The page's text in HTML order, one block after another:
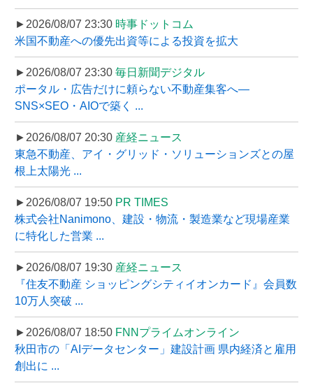
►2026/08/07 23:30 時事ドットコム
米国不動産への優先出資等による投資を拡大
►2026/08/07 23:30 毎日新聞デジタル
ポータル・広告だけに頼らない不動産集客へ―
SNS×SEO・AIOで築く ...
►2026/08/07 20:30 産経ニュース
東急不動産、アイ・グリッド・ソリューションズとの屋
根上太陽光 ...
►2026/08/07 19:50 PR TIMES
株式会社Nanimono、建設・物流・製造業など現場産業
に特化した営業 ...
►2026/08/07 19:30 産経ニュース
『住友不動産 ショッピングシティイオンカード』会員数
10万人突破 ...
►2026/08/07 18:50 FNNプライムオンライン
秋田市の「AIデータセンター」建設計画 県内経済と雇用
創出に ...